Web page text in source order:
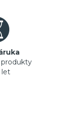
produkty
let